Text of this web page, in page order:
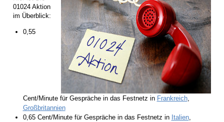
01024 Aktion
im Überblick:
0,55
Cent/Minute für Gespräche in das Festnetz in Frankreich,
Großbritannien
0,65 Cent/Minute für Gespräche in das Festnetz in Italien,